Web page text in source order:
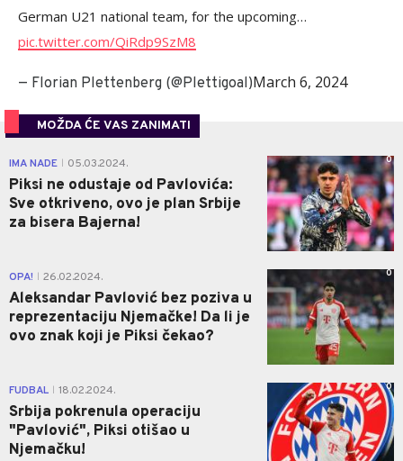
German U21 national team, for the upcoming…
pic.twitter.com/QiRdp9SzM8
— Florian Plettenberg (@Plettigoal)March 6, 2024
MOŽDA ĆE VAS ZANIMATI
IMA NADE 05.03.2024.
Piksi ne odustaje od Pavlovića:
Sve otkriveno, ovo je plan Srbije
za bisera Bajerna!
0
OPA! 26.02.2024.
Aleksandar Pavlović bez poziva u
reprezentaciju Njemačke! Da li je
ovo znak koji je Piksi čekao?
0
FUDBAL 18.02.2024.
Srbija pokrenula operaciju
"Pavlović", Piksi otišao u
Njemačku!
0